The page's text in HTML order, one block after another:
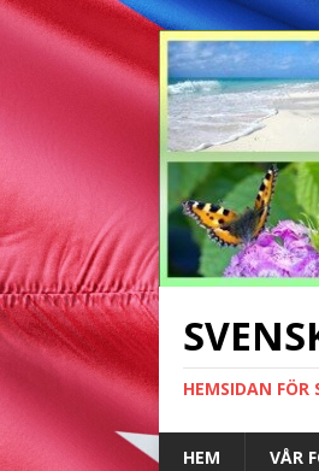
HEMSIDAN FÖR
HEM VÅR